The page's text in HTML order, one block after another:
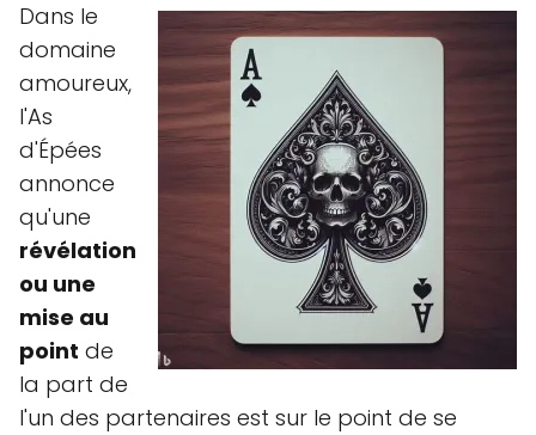
Dans le
domaine
amoureux,
l'As
d'Épées
annonce
qu'une
révélation
ou une
mise au
point de
la part de
l'un des partenaires est sur le point de se